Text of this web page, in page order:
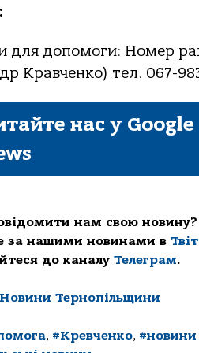
для допомоги: Номер
Кравченко) тел. 067-
нас у Google
нам свою
за нашими новинами в
до каналу Телеграм.
Новини Тернопільщини
, #Кревченко,